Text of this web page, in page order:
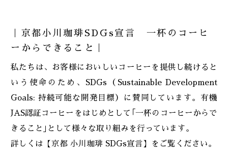
｜京都小川珈琲SDGs宣言 一杯のコーヒ
ーからできること｜
私たちは、お客様においしいコーヒーを提供し続けると
いう使命のため、SDGs（Sustainable Development
Goals: 持続可能な開発目標）に賛同しています。有機
JAS認証コーヒーをはじめとして｢一杯のコーヒーからで
きること｣として様々な取り組みを行っています。
詳しくは【京都 小川珈琲 SDGs宣言】をご覧ください。